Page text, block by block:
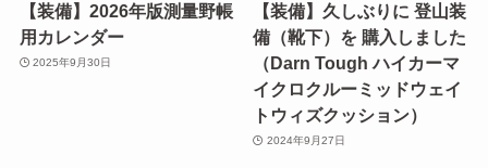
【装備】2026年版測量野帳
用カレンダー
2025年9月30日
【装備】久しぶりに 登山装
備（靴下）を 購入しました
（Darn Tough ハイカーマ
イクロクルーミッドウェイ
トウィズクッション）
2024年9月27日